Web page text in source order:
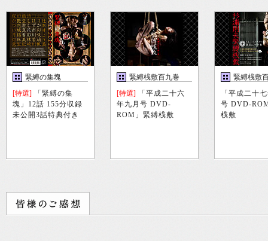
緊縛の集塊
[特選] 「緊縛の集
塊」12話 155分収録
未公開3話特典付き
緊縛桟敷百九巻
[特選] 「平成二十六
年九月号 DVD-
ROM」緊縛桟敷
緊縛桟敷
巻
「平成二十
号 DVD-
桟敷